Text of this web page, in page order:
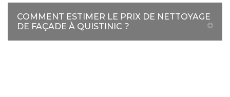
COMMENT ESTIMER LE PRIX DE NETTOYAGE
DE FAÇADE À QUISTINIC ?